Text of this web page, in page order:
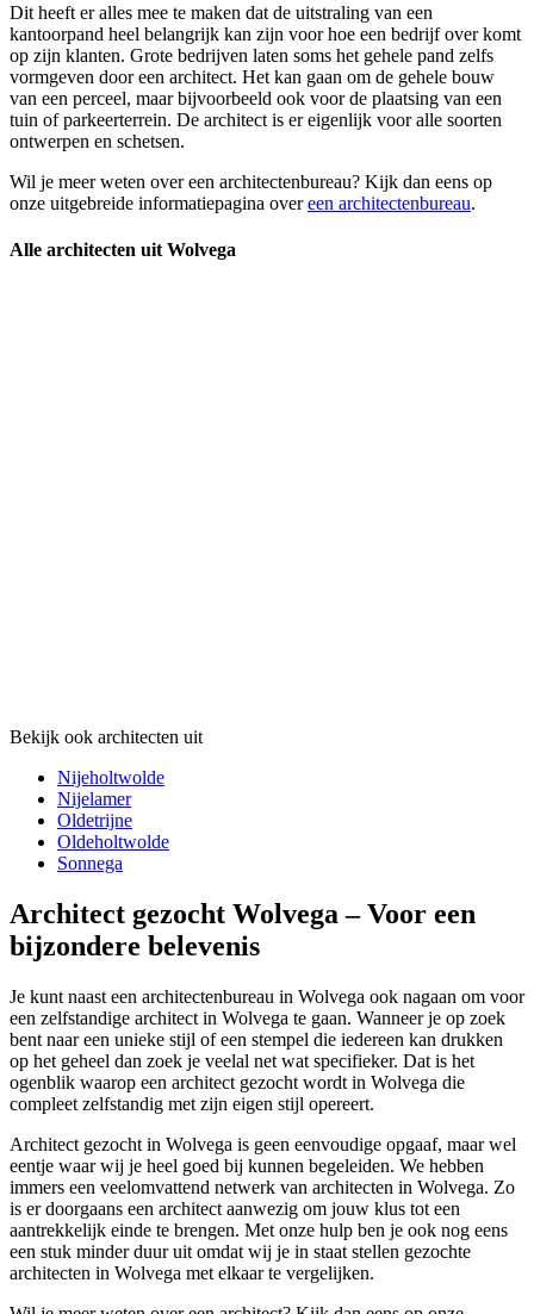
Dit heeft er alles mee te maken dat de uitstraling van een
kantoorpand heel belangrijk kan zijn voor hoe een bedrijf over komt
op zijn klanten. Grote bedrijven laten soms het gehele pand zelfs
vormgeven door een architect. Het kan gaan om de gehele bouw
van een perceel, maar bijvoorbeeld ook voor de plaatsing van een
tuin of parkeerterrein. De architect is er eigenlijk voor alle soorten
ontwerpen en schetsen.
Wil je meer weten over een architectenbureau? Kijk dan eens op
onze uitgebreide informatiepagina overeen architectenbureau.
Alle architecten uit Wolvega
Bekijk ook architecten uit
Nijeholtwolde
Nijelamer
Oldetrijne
Oldeholtwolde
Sonnega
Architect gezocht Wolvega – Voor een
bijzondere belevenis
Je kunt naast een architectenbureau in Wolvega ook nagaan om voor
een zelfstandige architect in Wolvega te gaan. Wanneer je op zoek
bent naar een unieke stijl of een stempel die iedereen kan drukken
op het geheel dan zoek je veelal net wat specifieker. Dat is het
ogenblik waarop een architect gezocht wordt in Wolvega die
compleet zelfstandig met zijn eigen stijl opereert.
Architect gezocht in Wolvega is geen eenvoudige opgaaf, maar wel
eentje waar wij je heel goed bij kunnen begeleiden. We hebben
immers een veelomvattend netwerk van architecten in Wolvega. Zo
is er doorgaans een architect aanwezig om jouw klus tot een
aantrekkelijk einde te brengen. Met onze hulp ben je ook nog eens
een stuk minder duur uit omdat wij je in staat stellen gezochte
architecten in Wolvega met elkaar te vergelijken.